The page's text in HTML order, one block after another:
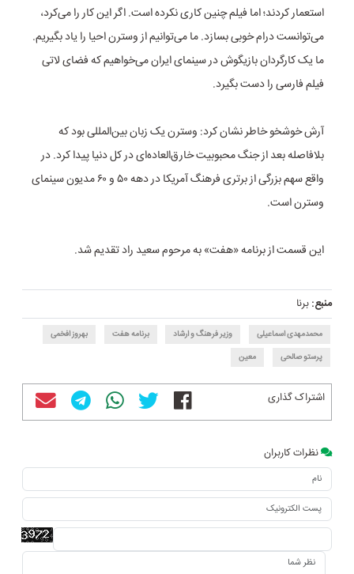
استعمار کردند؛ اما فیلم چنین کاری نکرده است. اگر این کار را می‌کرد،
می‌توانست درام خوبی بسازد. ما می‌توانیم از وسترن احیا را یاد بگیریم.
ما یک کارگردان بازیگوش در سینمای ایران می‌خواهیم که فضای لاتی
فیلم فارسی را دست بگیرد.
آرش خوشخو خاطر نشان کرد: وسترن یک زبان بین‌المللی بود که
بلافاصله بعد از جنگ محبوبیت خارق‌العاده‌ای در کل دنیا پیدا کرد. در
واقع سهم بزرگی از برتری فرهنگ آمریکا در دهه ۵۰ و ۶۰ مدیون سینمای
وسترن است.
این قسمت از برنامه «هفت» به مرحوم سعید راد تقدیم شد.
منبع:برنا
محمدمهدی اسماعیلی وزیر فرهنگ و ارشاد برنامه هفت
بهروز افخمی
پرستو صالحی
معین
اشتراک گذاری
نظرات کاربران